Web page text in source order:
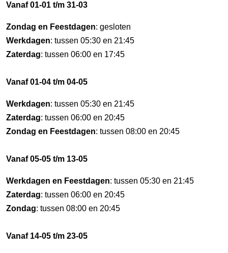
Vanaf 01-01 t/m 31-03
Zondag en Feestdagen: gesloten
Werkdagen: tussen 05:30 en 21:45
Zaterdag: tussen 06:00 en 17:45
Vanaf 01-04 t/m 04-05
Werkdagen: tussen 05:30 en 21:45
Zaterdag: tussen 06:00 en 20:45
Zondag en Feestdagen: tussen 08:00 en 20:45
Vanaf 05-05 t/m 13-05
Werkdagen en Feestdagen: tussen 05:30 en 21:45
Zaterdag: tussen 06:00 en 20:45
Zondag: tussen 08:00 en 20:45
Vanaf 14-05 t/m 23-05